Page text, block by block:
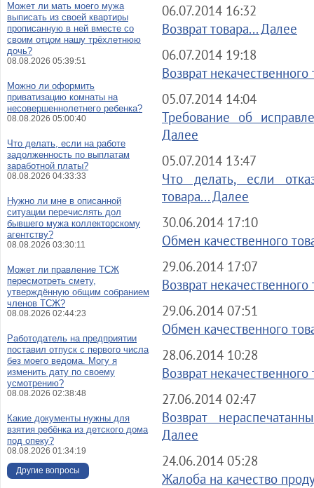
06.07.2014 16:32
Возврат товара... Далее
06.07.2014 19:18
Возврат
05.07.2014 14:04
Требование об
Далее
05.07.2014 13:47
Что делать, если
товара... Далее
30.06.2014 17:10
Обмен качественного
29.06.2014 17:07
Возврат
29.06.2014 07:51
Обмен качественного
28.06.2014 10:28
Возврат
27.06.2014 02:47
Возврат
Далее
24.06.2014 05:28
Жалоба на качество
Может ли мать моего мужа
выписать из своей квартиры
прописанную в ней вместе со
своим отцом нашу трёхлетнюю
дочь?
08.08.2026 05:39:51
Можно ли оформить
приватизацию комнаты на
несовершеннолетнего ребенка?
08.08.2026 05:00:40
Что делать, если на работе
задолженность по выплатам
заработной платы?
08.08.2026 04:33:33
Нужно ли мне в описанной
ситуации перечислять дол
бывшего мужа коллекторскому
агентству?
08.08.2026 03:30:11
Может ли правление ТСЖ
пересмотреть смету,
утверждённую общим собранием
членов ТСЖ?
08.08.2026 02:44:23
Работодатель на предприятии
поставил отпуск с первого числа
без моего ведома. Могу я
изменить дату по своему
усмотрению?
08.08.2026 02:38:48
Какие документы нужны для
взятия ребёнка из детского дома
под опеку?
08.08.2026 01:34:19
Другие вопросы